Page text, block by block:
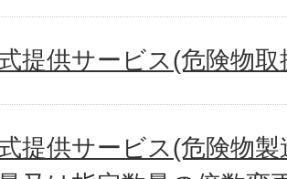
提供サービス(危険物
提供サービス(危険物